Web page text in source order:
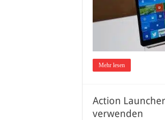
Mehr lesen
Action
verwenden